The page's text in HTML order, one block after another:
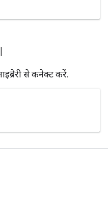
से कनेक्ट करें.